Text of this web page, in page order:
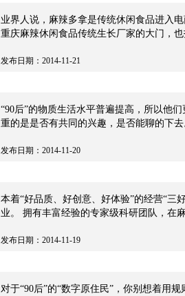
业界人说，麻辣多拿是传统休闲食品进入
重庆麻辣休闲食品传统生长厂家的大门，
发布日期：2014-11-21
“90后”的物质生活水平普遍提高，所以他
重的是是否有共同的兴趣，是否能聊的下
发布日期：2014-11-20
本着“好品质、好创意、好体验”的经营“三
业。 拥有丰富经验的专家级科研团队，在
发布日期：2014-11-19
对于“90后”的“数字原住民”，你别想着用